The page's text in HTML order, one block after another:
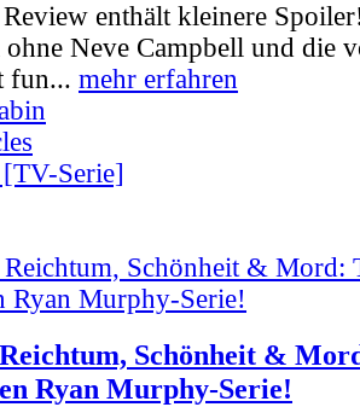
Review enthält kleinere
ohne Neve Campbell und die
fun... mehr erfahren
Serie]
Schönheit &
Ryan Murphy-Serie!